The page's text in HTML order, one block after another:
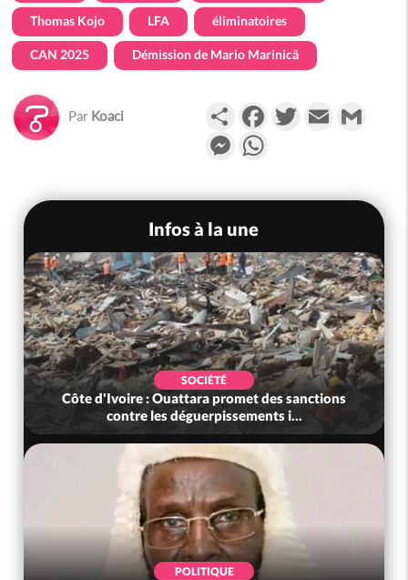
Thomas Kojo LFA éliminatoires
CAN 2025 Démission de Mario Marinicã
Par Koaci PartagerFacebookTwitterEmail
Messenger
Infos à la une
SOCIÉTÉ
Côte d'Ivoire : Ouattara promet des sanctions
contre les déguerpissements i...
POLITIQUE